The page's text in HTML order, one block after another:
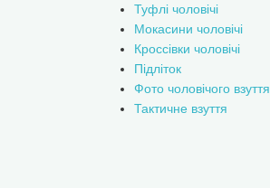
Туфлі чоловічі
Мокасини чоловічі
Кроссівки чоловічі
Підліток
Фото чоловічого взуття
Тактичне взуття